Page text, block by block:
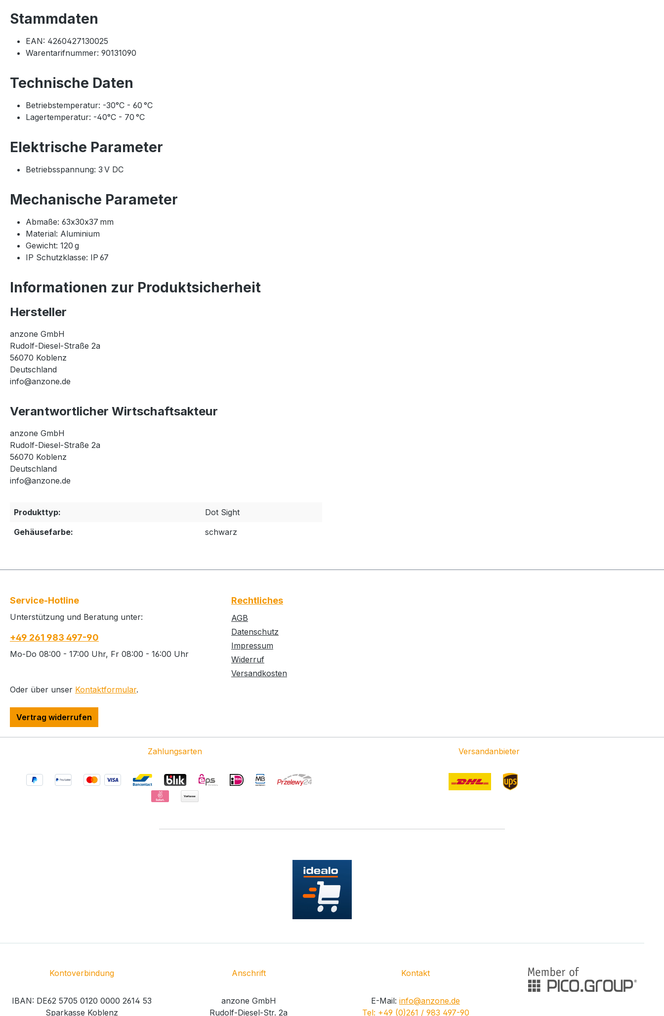
Stammdaten
EAN: 4260427130025
Warentarifnummer: 90131090
Technische Daten
Betriebstemperatur: -30°C - 60 °C
Lagertemperatur: -40°C - 70 °C
Elektrische Parameter
Betriebsspannung: 3 V DC
Mechanische Parameter
Abmaße: 63x30x37 mm
Material: Aluminium
Gewicht: 120 g
IP Schutzklasse: IP 67
Informationen zur Produktsicherheit
Hersteller
anzone GmbH
Rudolf-Diesel-Straße 2a
56070 Koblenz
Deutschland
info@anzone.de
Verantwortlicher Wirtschaftsakteur
anzone GmbH
Rudolf-Diesel-Straße 2a
56070 Koblenz
Deutschland
info@anzone.de
Produkttyp:
Dot Sight
Gehäusefarbe:
schwarz
Service-Hotline
Unterstützung und Beratung unter:
+49 261 983 497-90
Mo-Do 08:00 - 17:00 Uhr, Fr 08:00 - 16:00 Uhr
Oder über unser Kontaktformular.
Vertrag widerrufen
Rechtliches
AGB
Datenschutz
Impressum
Widerruf
Versandkosten
Zahlungsarten Versandanbieter
Kontoverbindung
IBAN: DE62 5705 0120 0000 2614 53
Sparkasse Koblenz
Anschrift
anzone GmbH
Rudolf-Diesel-Str. 2a
Kontakt
E-Mail: info@anzone.de
Tel: +49 (0)261 / 983 497-90